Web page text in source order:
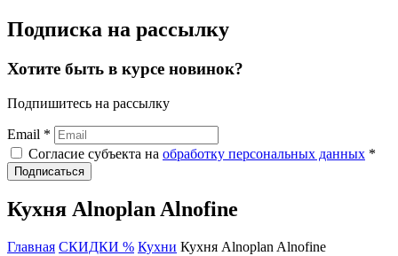
Подписка на рассылку
Хотите быть в курсе новинок?
Подпишитесь на рассылку
Email *
Согласие субъекта на обработку персональных данных *
Подписаться
Кухня Alnoplan Alnofine
Главная СКИДКИ % Кухни Кухня Alnoplan Alnofine